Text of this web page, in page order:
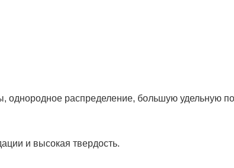
однородное распределение, большую удельную
и высокая твердость.